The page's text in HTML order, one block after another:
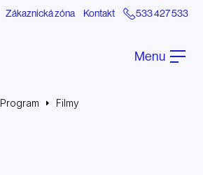
Zákaznická zóna Kontakt 533 427 533
Menu
Program Filmy